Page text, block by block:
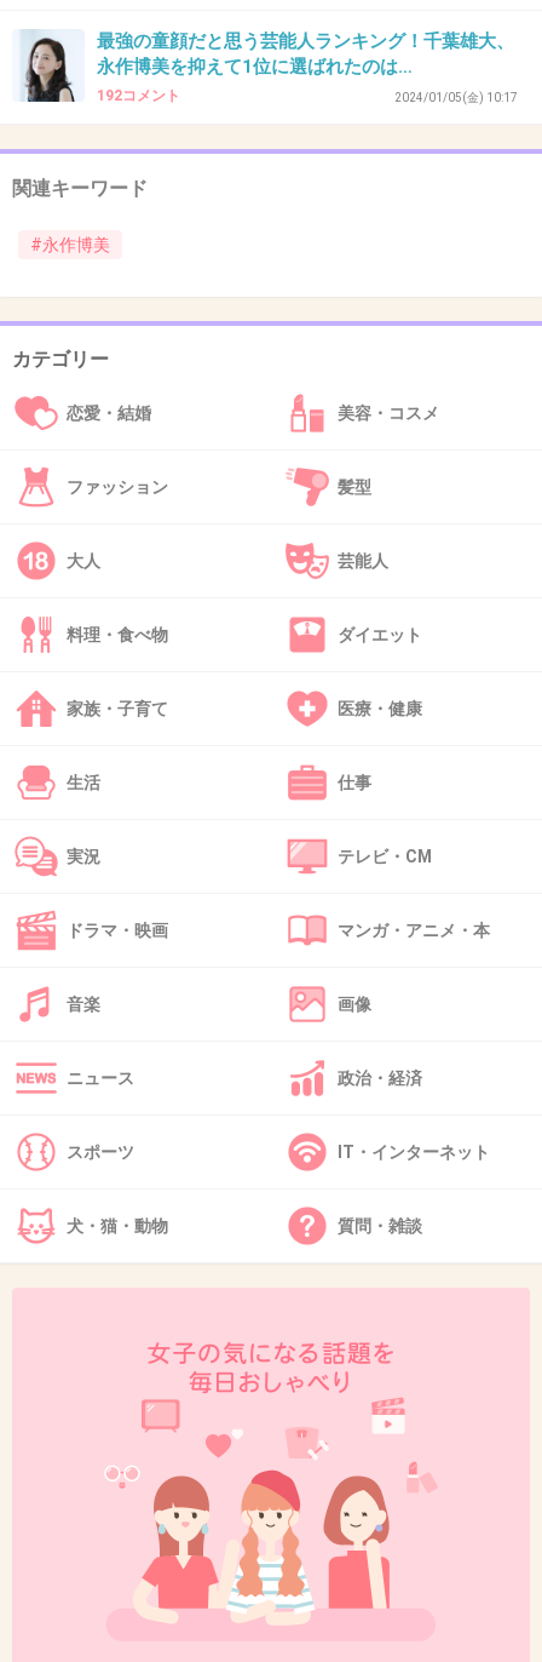
40. 匿名2026/06/03(水) 14:01:56
何度もガルで書いたことあるけど、私が１８歳
のとき、おとなのバレエ教室で一緒だった
当時永作さんは２８歳
細くて真っ直ぐだし更衣室で2人きりになった
時も気さくで優しかった
それからファンです
41. 匿名
今回のドラマは若く見えるけどその前のNHKの
+11
あたい笑顔がブスだから、永作さんみたいに笑
+20
今朝、ラビットに出演されていたらしく夫が全
のでどんな感じか気になる！可愛らしい人だよ
ガル民の一番嫌いなタイプなのに絶賛の嵐
+10
2026/06/03(水) 14:05:03
ラヴィットでニコニコ表情豊かでかわいかった
共演者がみんなデレデレしたくなるのわかる
最強の童顔だと思う芸能人ランキング！千葉雄大、
永作博美を抑えて1位に選ばれたのは…
192コメント 2024/01/05(金) 10:17
関連キーワード
#永作博美
カテゴリー
恋愛・結婚 美容・コスメ
ファッション 髪型
大人 芸能人
料理・食べ物 ダイエット
家族・子育て 医療・健康
生活 仕事
実況 テレビ・CM
ドラマ・映画 マンガ・アニメ・本
音楽 画像
ニュース 政治・経済
スポーツ IT・インターネット
犬・猫・動物 質問・雑談